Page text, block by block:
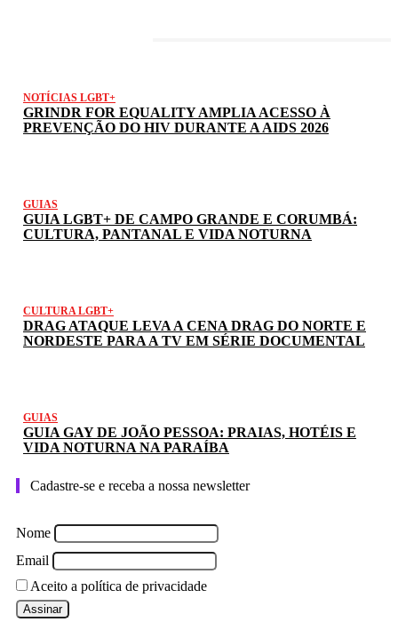
NOTÍCIAS LGBT+
GRINDR FOR EQUALITY AMPLIA ACESSO À
PREVENÇÃO DO HIV DURANTE A AIDS 2026
GUIAS
GUIA LGBT+ DE CAMPO GRANDE E CORUMBÁ:
CULTURA, PANTANAL E VIDA NOTURNA
CULTURA LGBT+
DRAG ATAQUE LEVA A CENA DRAG DO NORTE E
NORDESTE PARA A TV EM SÉRIE DOCUMENTAL
GUIAS
GUIA GAY DE JOÃO PESSOA: PRAIAS, HOTÉIS E
VIDA NOTURNA NA PARAÍBA
Cadastre-se e receba a nossa newsletter
Nome
Email
Aceito a política de privacidade